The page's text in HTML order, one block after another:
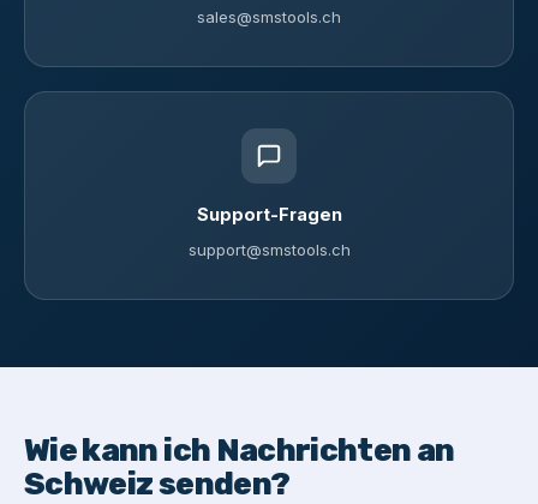
sales@smstools.ch
Support-Fragen
support@smstools.ch
Wie kann ich Nachrichten an
Schweiz senden?